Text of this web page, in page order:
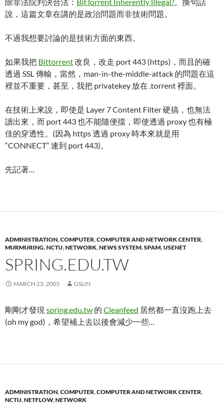
說，這篇文章在講的是政治問題而非技術問題。
不過我想要討論的是技術方面的東西。
如果我把 Bittorrent改良，改走 port 443 (https)，而且的確
透過 SSL 傳輸，當然，man-in-the-middle-attack 的問題在這
裡並不重要，甚至，我把 privatekey 放在 .torrent 裡面。
在技術上來說，即使是 Layer 7 Content Filter 硬搞，也無法
讀出來，而 port 443 也不能隨便擋，即使透過 proxy 也有極
佳的穿透性。(因為 https 透過 proxy 時本來就是用
“CONNECT” 連到 port 443)。
先記著…
ADMINISTRATION,COMPUTER,COMPUTER AND NETWORK CENTER,
MURMURING,NCTU,NETWORK,NEWS SYSTEM,SPAM,USENET
SPRING.EDU.TW
MARCH 23, 2005 GSLIN
剛剛才發現 spring.edu.tw 的 Cleanfeed 居然都一直沒跑上去
(oh my god)，希望補上去以後會減少一些…
ADMINISTRATION,COMPUTER,COMPUTER AND NETWORK CENTER,
NCTU,NETFLOW,NETWORK